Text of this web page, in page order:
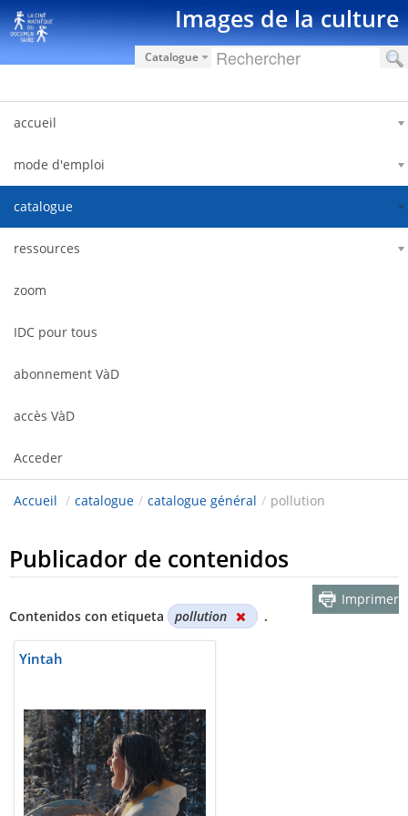
Saltar al contenido Images de la culture
Catalogue
accueil
mode d'emploi
catalogue
ressources
zoom
IDC pour tous
abonnement VàD
accès VàD
Acceder
Accueil / catalogue / catalogue général / pollution
Publicador de contenidos
Contenidos con etiqueta pollution .
Imprimer
Yintah